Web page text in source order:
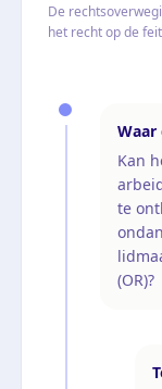
De
het recht op de
Waar
Kan
te
(OR)?